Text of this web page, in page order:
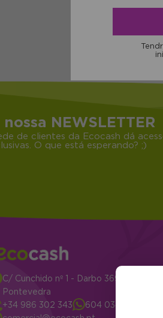
NEWSLETTER
de clientes da Ecocash dá
O que está esperando? ;)
C/ Cunchido nº 1 - Darbo 36940
Pontevedra
+34 986 302 343
604 034 204